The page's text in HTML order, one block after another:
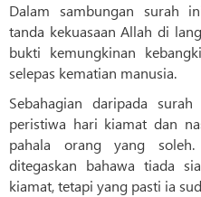
Dalam sambungan surah
tanda kekuasaan Allah di
bukti kemungkinan
selepas kematian manusia.
Sebahagian daripada
peristiwa hari kiamat dan
pahala orang yang
ditegaskan bahawa tiada
kiamat, tetapi yang pasti ia